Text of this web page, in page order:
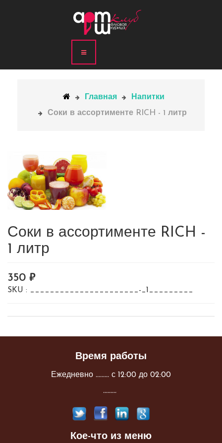
Главная
Напитки
Соки в ассортименте RICH - 1 литр
Соки в ассортименте RICH -
1 литр
350
SKU : ______________________-_1_________
Время работы
Ежедневно ......... с 12:00 до 02:00
.........
Кое-что из меню